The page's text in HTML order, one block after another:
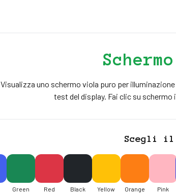
Visualizza uno schermo viola puro per
test del display. Fai clic su
Scegli il
Green Red Black Yellow Orange Pink